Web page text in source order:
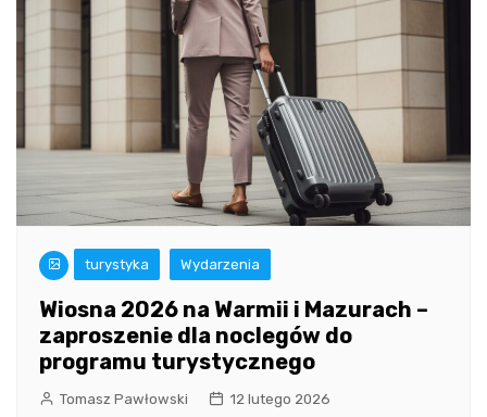
turystyka Wydarzenia
Wiosna 2026 na Warmii i Mazurach –
zaproszenie dla noclegów do
programu turystycznego
Tomasz Pawłowski 12 lutego 2026